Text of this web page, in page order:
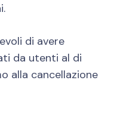
di avere
da utenti al di
alla cancellazione